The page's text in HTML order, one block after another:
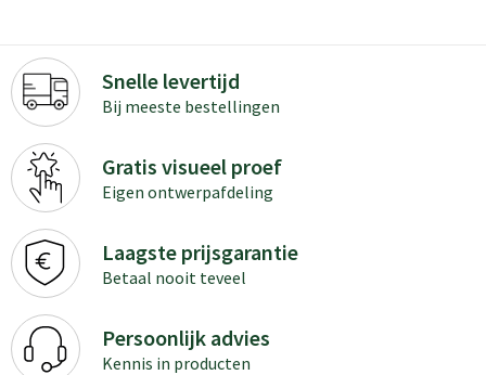
Snelle levertijd
Bij meeste bestellingen
Gratis visueel proef
Eigen ontwerpafdeling
Laagste prijsgarantie
Betaal nooit teveel
Persoonlijk advies
Kennis in producten